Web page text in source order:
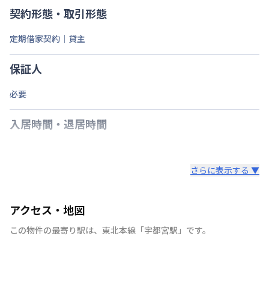
契約形態・取引形態
定期借家契約｜貸主
保証人
必要
入居時間・退居時間
さらに表示する ▼
アクセス・地図
この物件の最寄り駅は、 東北本線 「宇都宮駅 」 です。